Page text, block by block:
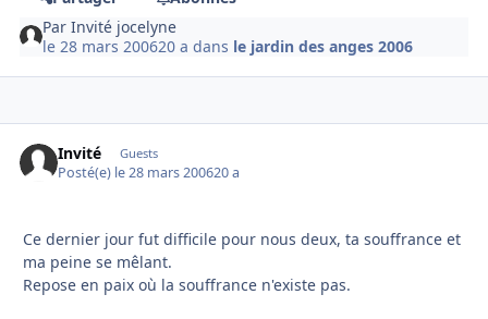
ParInvité jocelyne
le 28 mars 200620 a dans le jardin des anges 2006
Invité Guests
Posté(e) le 28 mars 200620 a
Ce dernier jour fut difficile pour nous deux, ta souffrance et
ma peine se mêlant.
Repose en paix où la souffrance n'existe pas.